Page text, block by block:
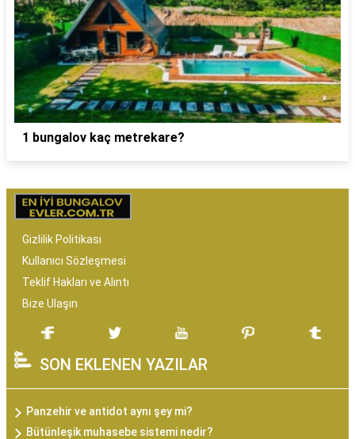
1 bungalov kaç metrekare?
Gizlilik Politikası
Kullanıcı Sözleşmesi
Teklif Hakları ve Alıntı
Bize Ulaşın
SON EKLENEN YAZILAR
Panzehir ve antidot aynı şey mi?
Bütünleşik muhasebe sistemi nedir?